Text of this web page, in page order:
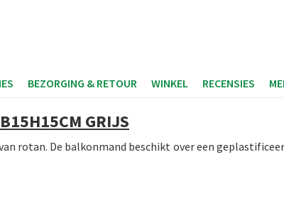
BEZORGING & RETOUR WINKEL RECENSIES
GRIJS
rotan. De balkonmand beschikt over een